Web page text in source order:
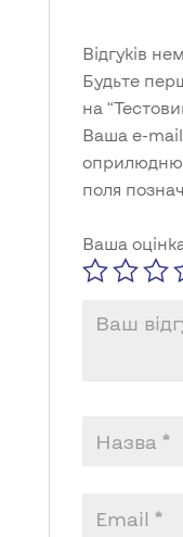
Відгуків
Будьте
на
Ваша e-
поля
Ваша